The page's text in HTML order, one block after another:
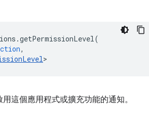
.getPermissionLevel(
,
>
這個應用程式或擴充功能的通知。